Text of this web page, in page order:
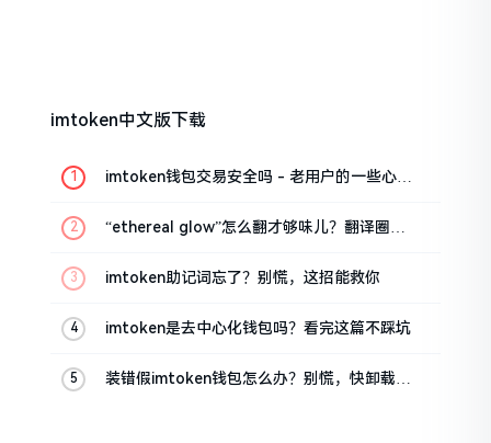
imtoken中文版下载
imtoken钱包交易安全吗 - 老用户的一些心里
“ethereal glow”怎么翻才够味儿？翻译圈老
imtoken助记词忘了？别慌，这招能救你
imtoken是去中心化钱包吗？看完这篇不踩坑
装错假imtoken钱包怎么办？别慌，快卸载，